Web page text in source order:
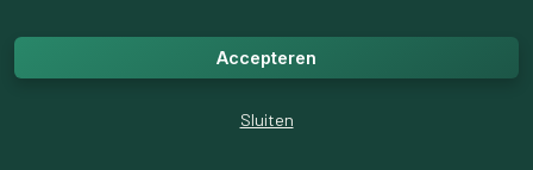
Accepteren
Sluiten